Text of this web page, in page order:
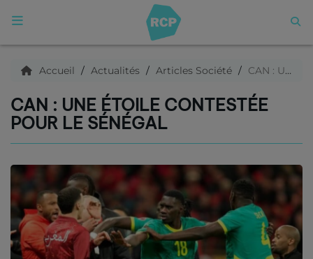
ACCUEIL
Qui sommes nous ?
Podcasts
C'est quoi ce titre ?
Accueil Actualités Articles Société CAN : Une étoile contestée pour le Sénégal
CAN : UNE ÉTOILE CONTESTÉE
POUR LE SÉNÉGAL